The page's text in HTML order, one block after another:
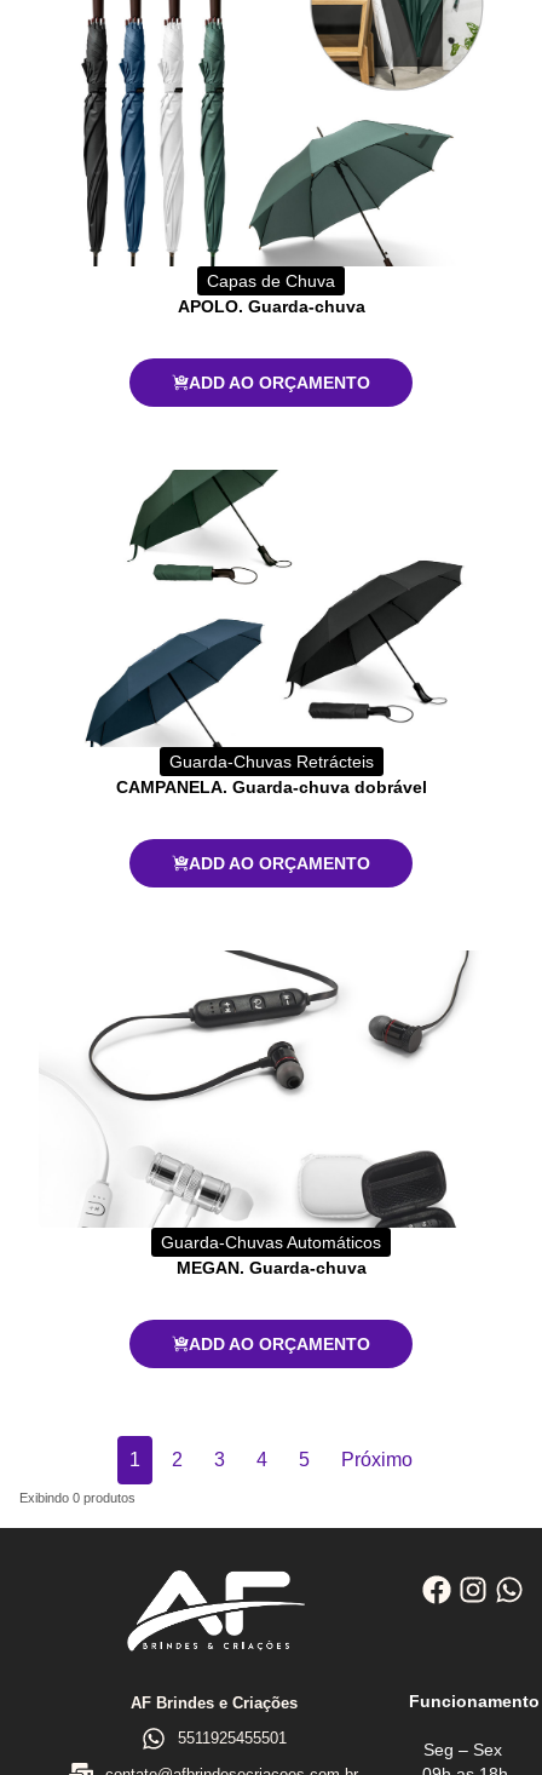
Exibindo 0 produtos
Capas de Chuva
APOLO. Guarda-chuva
ADD AO ORÇAMENTO
Guarda-Chuvas Retrácteis
CAMPANELA. Guarda-chuva dobrável
ADD AO ORÇAMENTO
Guarda-Chuvas Automáticos
MEGAN. Guarda-chuva
ADD AO ORÇAMENTO
1 2 3 4 5 Próximo
AF Brindes e Criações
5511925455501
Funcionamento
Seg – Sex